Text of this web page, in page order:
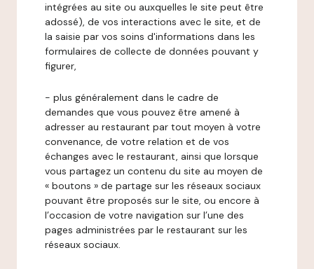
intégrées au site ou auxquelles le site peut être
adossé), de vos interactions avec le site, et de
la saisie par vos soins d'informations dans les
formulaires de collecte de données pouvant y
figurer,
- plus généralement dans le cadre de
demandes que vous pouvez être amené à
adresser au restaurant par tout moyen à votre
convenance, de votre relation et de vos
échanges avec le restaurant, ainsi que lorsque
vous partagez un contenu du site au moyen de
« boutons » de partage sur les réseaux sociaux
pouvant être proposés sur le site, ou encore à
l’occasion de votre navigation sur l’une des
pages administrées par le restaurant sur les
réseaux sociaux.